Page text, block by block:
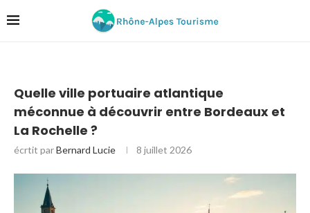
Quelle ville portuaire atlantique
méconnue à découvrir entre Bordeaux et
La Rochelle ?
écrtit parBernard Lucie 8 juillet 2026